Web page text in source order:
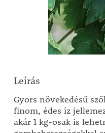
Leírás
Gyors növekedésű
finom, édes íz
akár 1 kg-osak is